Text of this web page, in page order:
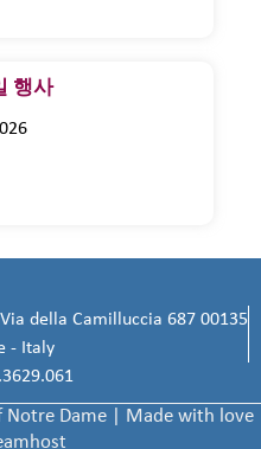
행사
della Camilluccia 687 00135
- Italy
Notre Dame | Made with love